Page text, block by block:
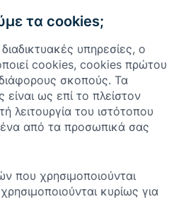
τα cookies;
υπηρεσίες, ο
cookies, cookies πρώτου
σκοπούς. Τα
ως επί το πλείστον
λειτουργία του ιστότοπου
από τα προσωπικά σας
που χρησιμοποιούνται
κυρίως για